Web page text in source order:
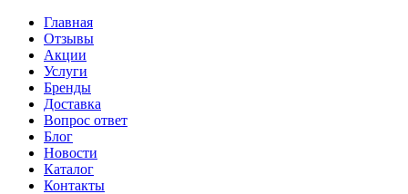
Главная
Отзывы
Акции
Услуги
Бренды
Доставка
Вопрос ответ
Блог
Новости
Каталог
Контакты